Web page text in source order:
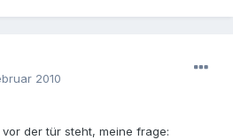
2010
der tür steht, meine frage: